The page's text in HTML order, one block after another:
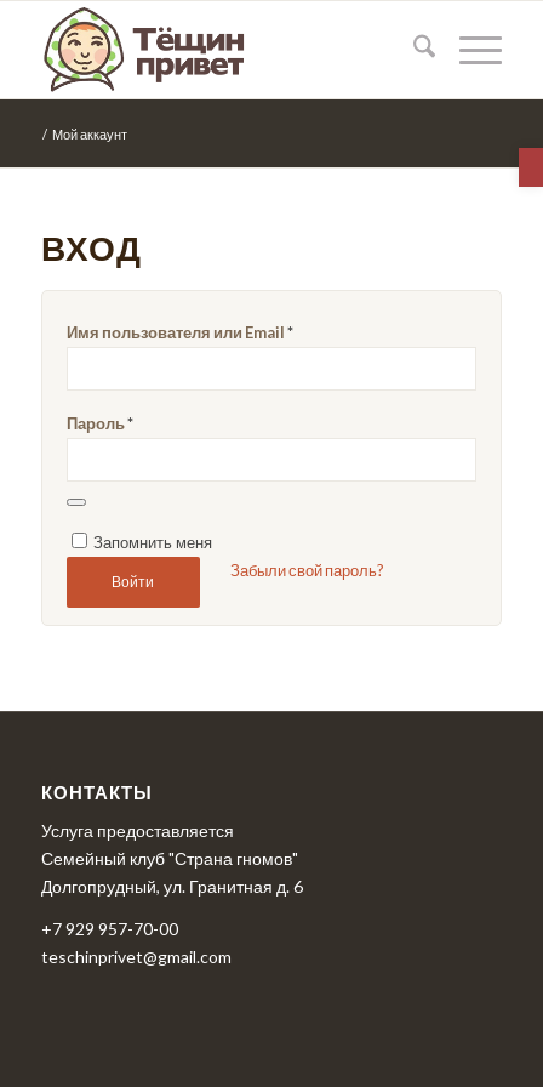
/ Мой аккаунт
ВХОД
Имя пользователя или Email*
Пароль*
Запомнить меня
Войти
Забыли свой пароль?
КОНТАКТЫ
Услуга предоставляется
Семейный клуб "Страна гномов"
Долгопрудный, ул. Гранитная д. 6
+7 929 957-70-00
teschinprivet@gmail.com